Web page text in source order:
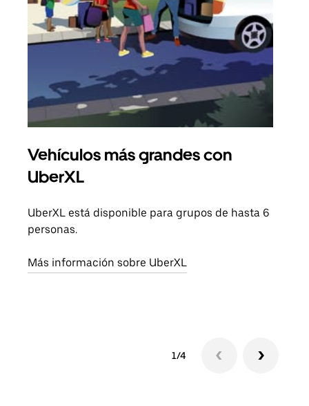
Vehículos más grandes con
UberXL
UberXL está disponible para grupos de hasta 6
personas.
Más información sobre UberXL
1/4